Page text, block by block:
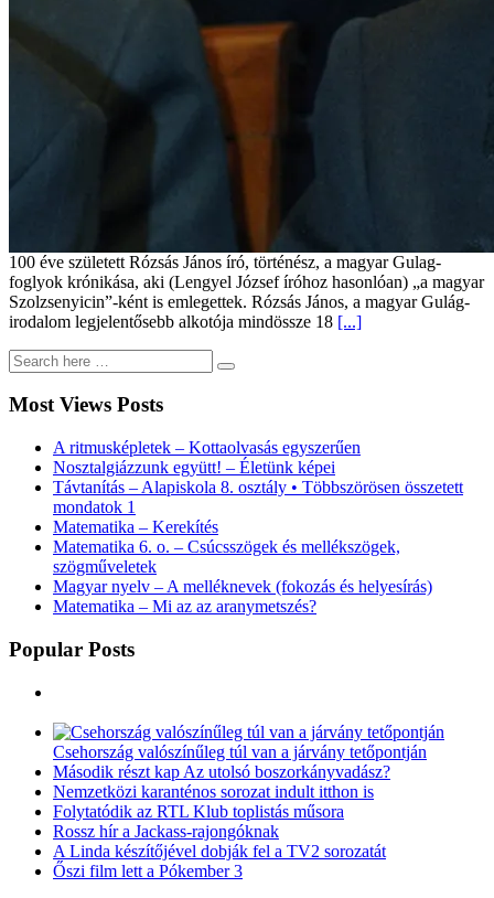
100 éve született Rózsás János író, történész, a magyar Gulag-
foglyok krónikása, aki (Lengyel József íróhoz hasonlóan) „a magyar
Szolzsenyicin”-ként is emlegettek. Rózsás János, a magyar Gulág-
irodalom legjelentősebb alkotója mindössze 18 [...]
Most Views Posts
A ritmusképletek – Kottaolvasás egyszerűen
Nosztalgiázzunk együtt! – Életünk képei
Távtanítás – Alapiskola 8. osztály • Többszörösen összetett
mondatok 1
Matematika – Kerekítés
Matematika 6. o. – Csúcsszögek és mellékszögek,
szögműveletek
Magyar nyelv – A melléknevek (fokozás és helyesírás)
Matematika – Mi az az aranymetszés?
Popular Posts
Csehország valószínűleg túl van a járvány tetőpontján
Második részt kap Az utolsó boszorkányvadász?
Nemzetközi karanténos sorozat indult itthon is
Folytatódik az RTL Klub toplistás műsora
Rossz hír a Jackass-rajongóknak
A Linda készítőjével dobják fel a TV2 sorozatát
Őszi film lett a Pókember 3